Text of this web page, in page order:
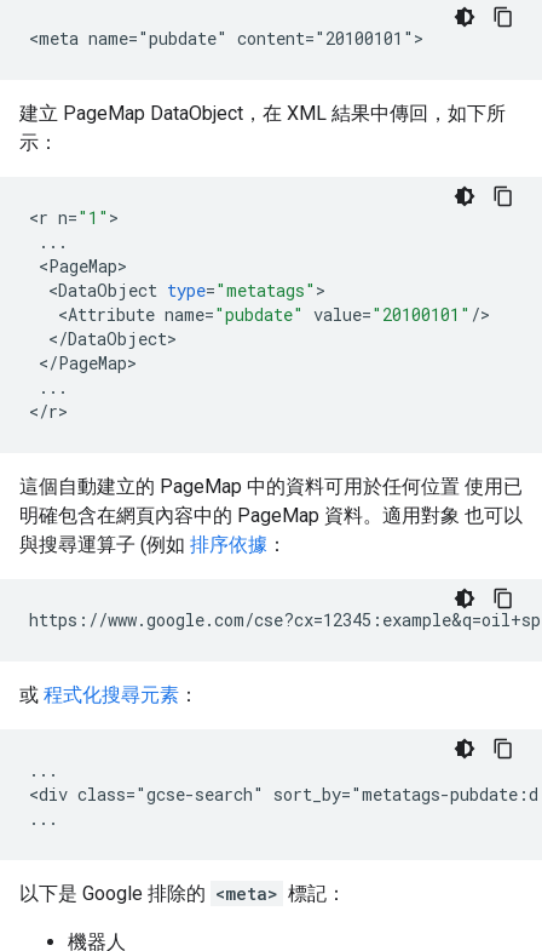
<meta name="pubdate" content="20100101">
建立 PageMap DataObject，在 XML 結果中傳回，如下所
示：
<r n="1"
...
<PageMap
<DataObject type="metatags"
<Attribute name="pubdate" value="20100101" /
</DataObject
</PageMap
...
</r>
這個自動建立的 PageMap 中的資料可用於任何位置 使用已
明確包含在網頁內容中的 PageMap 資料。適用對象 也可以
與搜尋運算子 (例如 排序依據 ：
https://www.google.com/
或 程式化搜尋元素 ：
...
<div class="gcse-search" sort_by="metatags-
...
以下是 Google 排除的 <meta> 標記：
機器人